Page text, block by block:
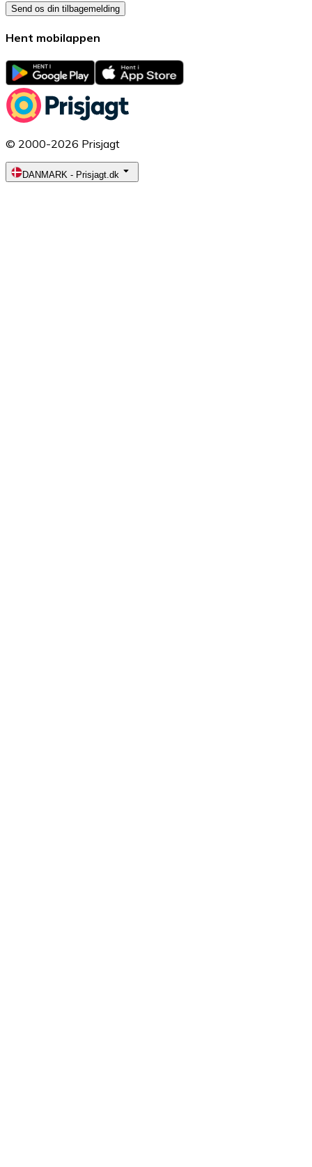
Send os din tilbagemelding
Hent mobilappen
© 2000-2026 Prisjagt
DANMARK - Prisjagt.dk